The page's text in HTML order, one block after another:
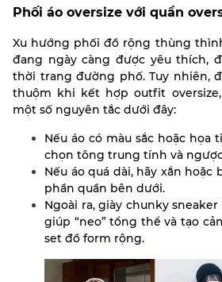
Phối áo oversize với quần
Xu hướng phối đồ rộng thùng
đang ngày càng được yêu thích,
thời trang đường phố. Tuy nhiên,
thuộm khi kết hợp outfit
một số nguyên tắc dưới đây:
Nếu áo có màu sắc hoặc họa
chọn tông trung tính và
Nếu áo quá dài, hãy xắn
phần quần bên dưới.
Ngoài ra, giày chunky
giúp “neo” tổng thể và tạo
set đồ form rộng.